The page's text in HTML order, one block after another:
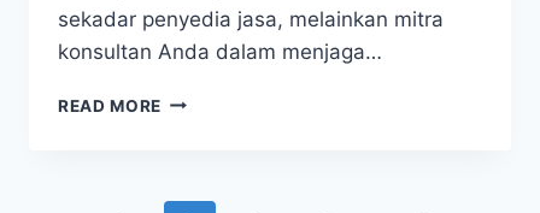
sekadar penyedia jasa, melainkan mitra
konsultan Anda dalam menjaga…
READ MORE